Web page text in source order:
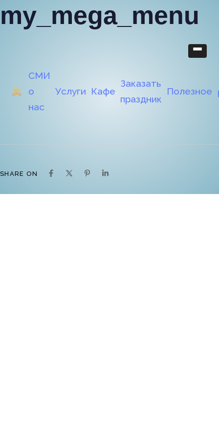
my_mega_menu
СМИ
о
нас
Услуги Кафе
Заказать
праздник
Полезное
SHARE ON